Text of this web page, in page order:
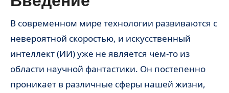
В современном мире технологии развиваются с
невероятной скоростью, и искусственный
интеллект (ИИ) уже не является чем-то из
области научной фантастики. Он постепенно
проникает в различные сферы нашей жизни,